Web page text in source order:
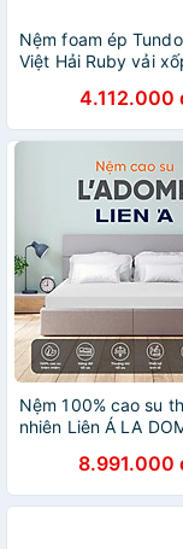
Nệm foam ép
Việt Hải Ruby vải
4.112.000
Nệm 100% cao su
nhiên Liên Á LA
nâng niu giấc ngủ-
12 năm
8.991.000